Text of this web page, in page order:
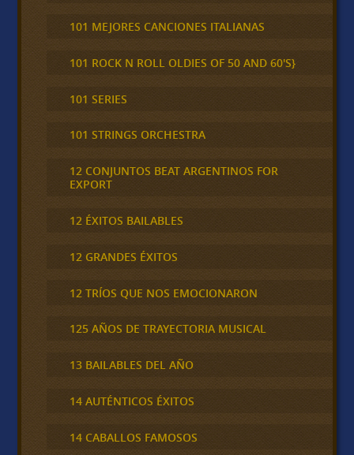
101 MEJORES CANCIONES ITALIANAS
101 ROCK N ROLL OLDIES OF 50 AND 60'S}
101 SERIES
101 STRINGS ORCHESTRA
12 CONJUNTOS BEAT ARGENTINOS FOR
EXPORT
12 ÉXITOS BAILABLES
12 GRANDES ÉXITOS
12 TRÍOS QUE NOS EMOCIONARON
125 AÑOS DE TRAYECTORIA MUSICAL
13 BAILABLES DEL AÑO
14 AUTÉNTICOS ÉXITOS
14 CABALLOS FAMOSOS